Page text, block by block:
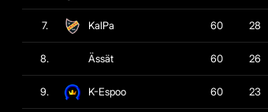
7. KalPa 60 28
8. Ässät 60 26
9. K-Espoo 60 23